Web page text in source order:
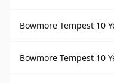
Bowmore Tempest 10
Bowmore Tempest 10